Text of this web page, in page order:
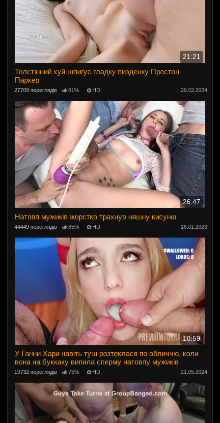
21:21
Толстінний хуй шпигує гладку пизденку Престон
Паркер
27709 переглядів 81% HD 29.02.2024
26:47
Натовп мужиків жорстко трахнув няшну кисуню
44449 переглядів 85% HD 16.01.2023
10:59
У Ганни Хари навіть туш розтеклася по обличчю, коли
вона на буккаку випила сперму натовпу мужиків
19732 переглядів 75% HD 21.05.2024